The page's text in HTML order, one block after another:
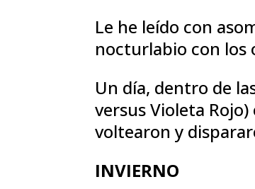
Le he leído con
nocturlabio con los
Un día, dentro de
versus Violeta
voltearon y
INVIERNO